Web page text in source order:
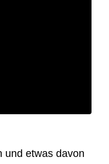
und etwas davon